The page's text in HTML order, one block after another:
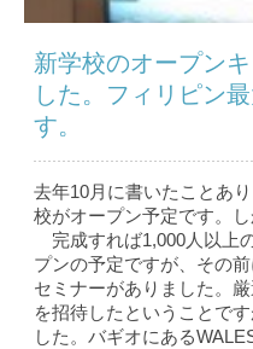
新学校のオープン
した。フィリピン
す。
去年10月に書いたことあ
校がオープン予定です。
完成すれば1,000人以上
プンの予定ですが、その
セミナーがありました。
を招待したということで
した。バギオにある